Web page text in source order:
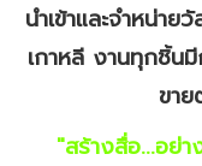
นำเข้าและจำหน่า
เกาหลี งานทุกชิ้น
ขา
"สร้างสื่อ...อย่